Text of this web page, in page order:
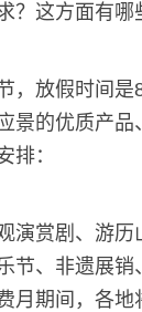
？这方面有哪
放假时间是
景的优质产
排：
演赏剧、游
节、非遗展
月期间，各